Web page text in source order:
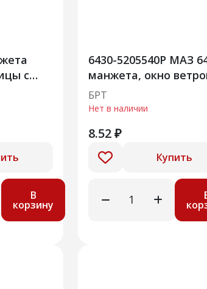
с
В
корзину
6430-5205540Р МАЗ
манжета, окно
кабины,
стеклоочиститель
БРТ
Нет в наличии
8.52 ₽
Купить